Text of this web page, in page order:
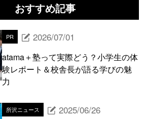
おすすめ記事
PR 2026/07/01
atama＋塾って実際どう？小学生の体
験レポート＆校舎長が語る学びの魅
力
所沢ニュース 2025/06/26